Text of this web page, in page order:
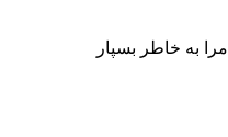
مرا به خاطر بسپار